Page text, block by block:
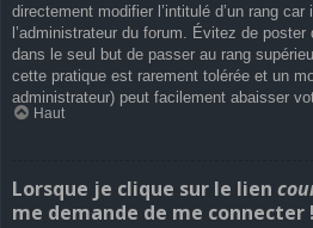
directement modifier l’intitulé d’un rang
l’administrateur du forum. Évitez de
dans le seul but de passer au rang
cette pratique est rarement tolérée et un
administrateur) peut facilement abaisser
Haut
Lorsque je clique sur le lien
me demande de me connecter